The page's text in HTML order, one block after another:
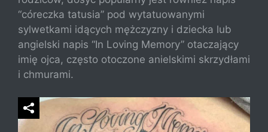
“córeczka tatusia” pod wytatuowanymi
sylwetkami idących mężczyzny i dziecka lub
angielski napis “In Loving Memory” otaczający
imię ojca, często otoczone anielskimi skrzydłami
i chmurami.